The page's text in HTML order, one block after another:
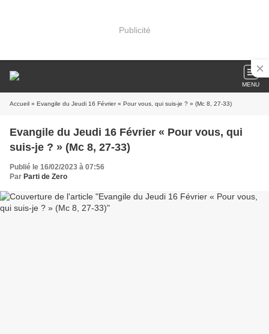
Publicité
MENU
Accueil » Evangile du Jeudi 16 Février « Pour vous, qui suis-je ? » (Mc 8, 27-33)
Evangile du Jeudi 16 Février « Pour vous, qui
suis-je ? » (Mc 8, 27-33)
Publié le 16/02/2023 à 07:56
Par Parti de Zero